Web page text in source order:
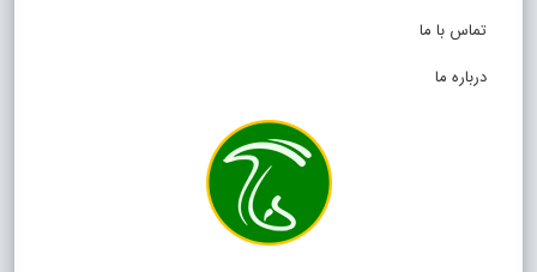
تماس با ما
درباره ما